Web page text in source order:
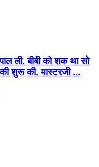
ली. बीबी को शक था सो
शुरू की. मास्टरजी ...